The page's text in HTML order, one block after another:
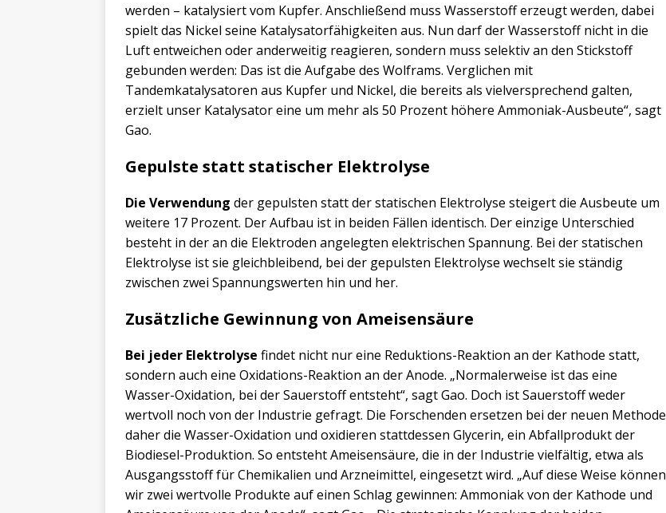
werden – katalysiert vom Kupfer. Anschließend muss Wasserstoff erzeugt werden, dabei
spielt das Nickel seine Katalysatorfähigkeiten aus. Nun darf der Wasserstoff nicht in die
Luft entweichen oder anderweitig reagieren, sondern muss selektiv an den Stickstoff
gebunden werden: Das ist die Aufgabe des Wolframs. Verglichen mit
Tandemkatalysatoren aus Kupfer und Nickel, die bereits als vielversprechend galten,
erzielt unser Katalysator eine um mehr als 50 Prozent höhere Ammoniak-Ausbeute“, sagt
Gao.
Gepulste statt statischer Elektrolyse
Die Verwendung der gepulsten statt der statischen Elektrolyse steigert die Ausbeute um
weitere 17 Prozent. Der Aufbau ist in beiden Fällen identisch. Der einzige Unterschied
besteht in der an die Elektroden angelegten elektrischen Spannung. Bei der statischen
Elektrolyse ist sie gleichbleibend, bei der gepulsten Elektrolyse wechselt sie ständig
zwischen zwei Spannungswerten hin und her.
Zusätzliche Gewinnung von Ameisensäure
Bei jeder Elektrolyse findet nicht nur eine Reduktions-Reaktion an der Kathode statt,
sondern auch eine Oxidations-Reaktion an der Anode. „Normalerweise ist das eine
Wasser-Oxidation, bei der Sauerstoff entsteht“, sagt Gao. Doch ist Sauerstoff weder
wertvoll noch von der Industrie gefragt. Die Forschenden ersetzen bei der neuen Methode
daher die Wasser-Oxidation und oxidieren stattdessen Glycerin, ein Abfallprodukt der
Biodiesel-Produktion. So entsteht Ameisensäure, die in der Industrie vielfältig, etwa als
Ausgangsstoff für Chemikalien und Arzneimittel, eingesetzt wird. „Auf diese Weise können
wir zwei wertvolle Produkte auf einen Schlag gewinnen: Ammoniak von der Kathode und